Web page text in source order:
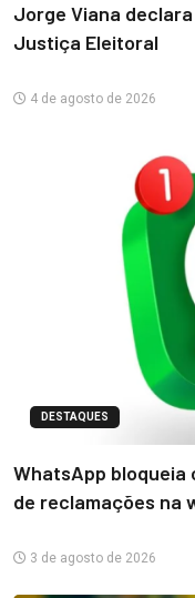
Jorge Viana
Justiça Eleitoral
4 de agosto de 2026
DESTAQUES
WhatsApp bloqueia
de reclamações na
3 de agosto de 2026